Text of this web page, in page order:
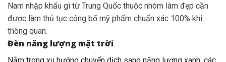
Nam nhập khẩu gì từ Trung Quốc thuộc nhóm làm đẹp cần
được làm thủ tục công bố mỹ phẩm chuẩn xác 100% khi
thông quan.
Đèn năng lượng mặt trời